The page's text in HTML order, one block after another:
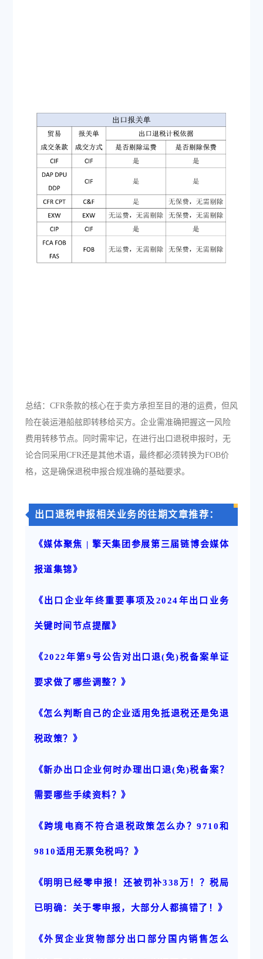
总结：CFR条款的核心在于卖方承担至目的港的运费，但风
险在装运港船舷即转移给买方。企业需准确把握这一风险
费用转移节点。同时需牢记，在进行出口退税申报时，无
论合同采用CFR还是其他术语，最终都必须转换为FOB价
格，这是确保退税申报合规准确的基础要求。
出口退税申报相关业务的往期文章推荐：
《媒体聚焦 | 擎天集团参展第三届链博会媒体
报道集锦》
《出口企业年终重要事项及2024年出口业务
关键时间节点提醒》
《2022年第9号公告对出口退(免)税备案单证
要求做了哪些调整？》
《怎么判断自己的企业适用免抵退税还是免退
税政策？》
《新办出口企业何时办理出口退(免)税备案？
需要哪些手续资料？》
《跨境电商不符合退税政策怎么办？9710和
9810适用无票免税吗？》
《明明已经零申报！还被罚补338万！？税局
已明确：关于零申报，大部分人都搞错了！》
《外贸企业货物部分出口部分国内销售怎么